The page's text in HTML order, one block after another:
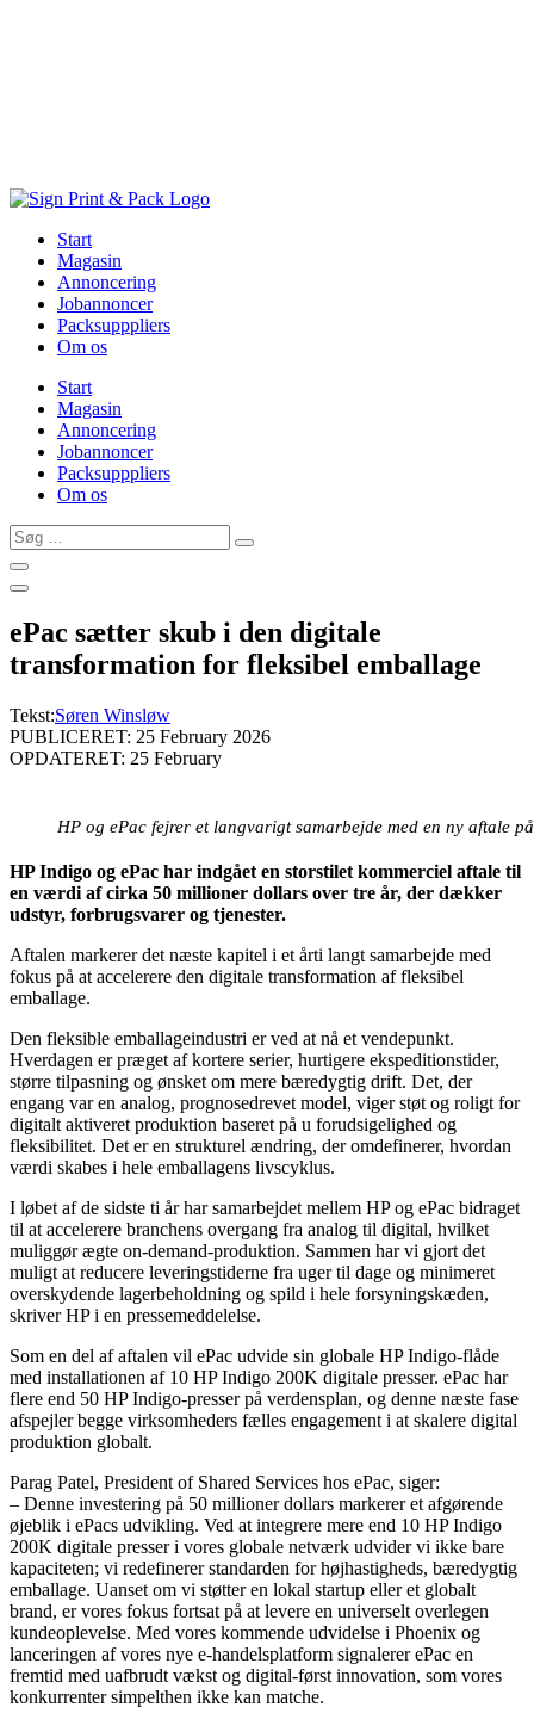
Start
Magasin
Annoncering
Jobannoncer
Packsupppliers
Om os
Start
Magasin
Annoncering
Jobannoncer
Packsupppliers
Om os
Søg
…
ePac sætter skub i den digitale
transformation for fleksibel emballage
Tekst:Søren Winsløw
PUBLICERET: 25 February 2026
OPDATERET: 25 February
HP og ePac fejrer et langvarigt samarbejde med en ny aftale
HP Indigo og ePac har indgået en storstilet kommerciel aftale til
en værdi af cirka 50 millioner dollars over tre år, der dækker
udstyr, forbrugsvarer og tjenester.
Aftalen markerer det næste kapitel i et årti langt samarbejde med
fokus på at accelerere den digitale transformation af fleksibel
emballage.
Den fleksible emballageindustri er ved at nå et vendepunkt.
Hverdagen er præget af kortere serier, hurtigere ekspeditionstider,
større tilpasning og ønsket om mere bæredygtig drift. Det, der
engang var en analog, prognosedrevet model, viger støt og roligt for
digitalt aktiveret produktion baseret på u forudsigelighed og
fleksibilitet. Det er en strukturel ændring, der omdefinerer, hvordan
værdi skabes i hele emballagens livscyklus.
I løbet af de sidste ti år har samarbejdet mellem HP og ePac bidraget
til at accelerere branchens overgang fra analog til digital, hvilket
muliggør ægte on-demand-produktion. Sammen har vi gjort det
muligt at reducere leveringstiderne fra uger til dage og minimeret
overskydende lagerbeholdning og spild i hele forsyningskæden,
skriver HP i en pressemeddelelse.
Som en del af aftalen vil ePac udvide sin globale HP Indigo-flåde
med installationen af 10 HP Indigo 200K digitale presser. ePac har
flere end 50 HP Indigo-presser på verdensplan, og denne næste fase
afspejler begge virksomheders fælles engagement i at skalere digital
produktion globalt.
Parag Patel, President of Shared Services hos ePac, siger:
– Denne investering på 50 millioner dollars markerer et afgørende
øjeblik i ePacs udvikling. Ved at integrere mere end 10 HP Indigo
200K digitale presser i vores globale netværk udvider vi ikke bare
kapaciteten; vi redefinerer standarden for højhastigheds, bæredygtig
emballage. Uanset om vi støtter en lokal startup eller et globalt
brand, er vores fokus fortsat på at levere en universelt overlegen
kundeoplevelse. Med vores kommende udvidelse i Phoenix og
lanceringen af vores nye e-handelsplatform signalerer ePac en
fremtid med uafbrudt vækst og digital-først innovation, som vores
konkurrenter simpelthen ikke kan matche.